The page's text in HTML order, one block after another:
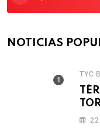
NOTICIAS
TYC
🎰 22